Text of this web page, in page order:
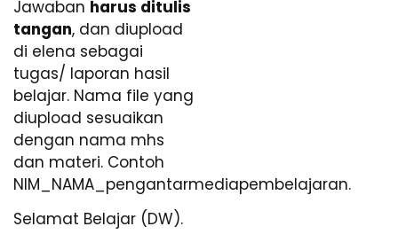
Jawaban harus ditulis
tangan, dan diupload
di elena sebagai
tugas/ laporan hasil
belajar. Nama file yang
diupload sesuaikan
dengan nama mhs
dan materi. Contoh
NIM_NAMA_pengantarmediapembelajaran.
Selamat Belajar (DW).